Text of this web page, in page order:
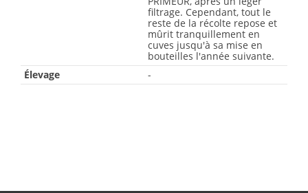
filtrage. Cependant, tout le
reste de la récolte repose et
mûrit tranquillement en
cuves jusqu'à sa mise en
bouteilles l'année suivante.
Élevage
-